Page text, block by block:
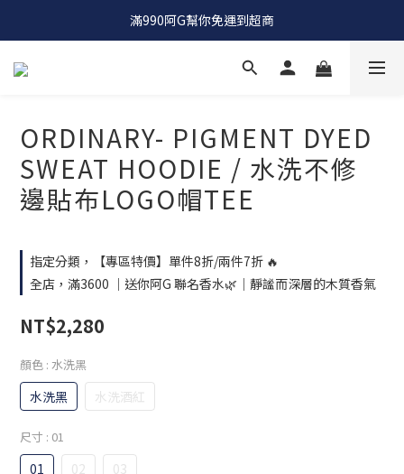
OCTO GAMBOL |  工裝品牌 |  竟然單件八折 兩件七折
滿990阿G幫你免運到超商
OCTO GAMBOL |  工裝品牌 |  竟然單件八折 兩件七折
ORDINARY- PIGMENT DYED
SWEAT HOODIE / 水洗不修
邊貼布LOGO帽TEE
指定分類，【專區特價】單件8折/兩件7折 🔥
全店，滿3600 ｜送你阿G 聯名香水🌿｜靜謐而深層的木質香氣
NT$2,280
顏色 : 水洗黑
水洗黑 水洗酒紅
尺寸 : 01
01 02 03